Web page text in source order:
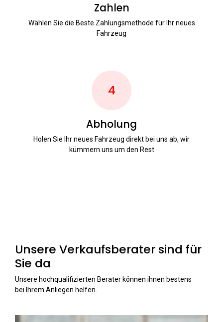
Zahlen
Wählen Sie die Beste Zahlungsmethode für Ihr neues
Fahrzeug
4
Abholung
Holen Sie Ihr neues Fahrzeug direkt bei uns ab, wir
kümmern uns um den Rest
Unsere Verkaufsberater sind für
Sie da
Unsere hochqualifizierten Berater können ihnen bestens
bei Ihrem Anliegen helfen.